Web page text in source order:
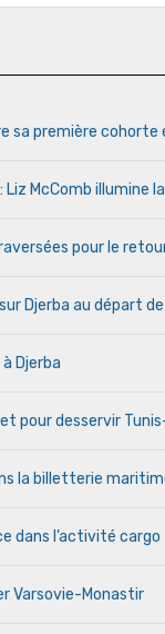
sa première
McComb illumine
pour le
Djerba au départ
Djerba
pour desservir
la billetterie
dans l’activité cargo
Varsovie-Monastir